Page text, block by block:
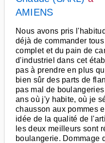
AMIENS
Nous avons pris
déjà de commander
complet et du pain de
d'industriel dans cet
pas à prendre en plus
bien sûr des parts de
pas mal de
ans où j'y habite, où je
chausson aux pommes
idée de la qualité de
les deux meilleurs sont
boulangerie. Dommage